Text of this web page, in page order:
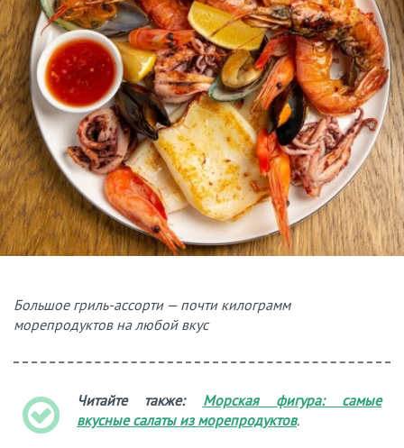
Большое гриль-ассорти — почти килограмм
морепродуктов на любой вкус
Читайте также: Морская фигура: самые
вкусные салаты из морепродуктов.